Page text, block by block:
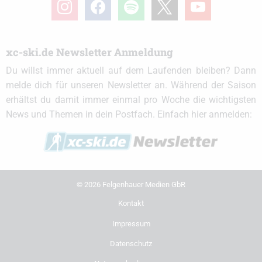
xc-ski.de Newsletter Anmeldung
Du willst immer aktuell auf dem Laufenden bleiben? Dann
melde dich für unseren Newsletter an. Während der Saison
erhältst du damit immer einmal pro Woche die wichtigsten
News und Themen in dein Postfach. Einfach hier anmelden:
© 2026 Felgenhauer Medien GbR
Kontakt
Impressum
Datenschutz